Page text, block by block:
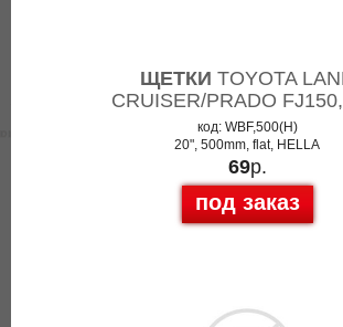
ЩЕТКИ TOYOTA
CRUISER/PRADO
код: WBF,500(H)
20", 500mm, flat, HELLA
69р.
под заказ